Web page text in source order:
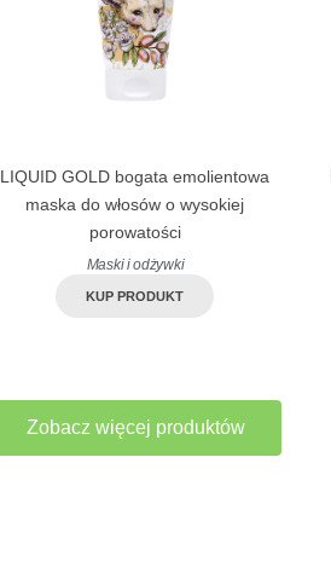
LIQUID GOLD bogata emolientowa
maska do włosów o wysokiej
porowatości
Maski i odżywki
KUP PRODUKT
Zobacz więcej produktów